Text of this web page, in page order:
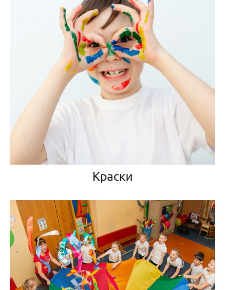
Краски